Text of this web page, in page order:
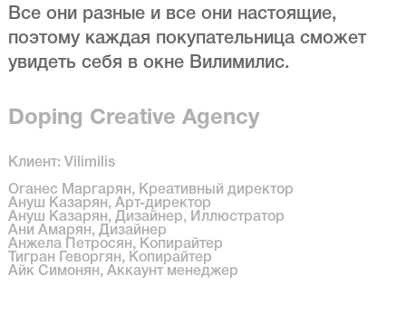
Все они разные и все они настоящие,
поэтому каждая покупательница сможет
увидеть себя в окне Вилимилис.
Doping Creative Agency
Клиент: Vilimilis
Оганес Маргарян, Креативный директор
Ануш Казарян, Арт-директор
Ануш Казарян, Дизайнер, Иллюстратор
Ани Амарян, Дизайнер
Анжела Петросян, Копирайтер
Тигран Геворгян, Копирайтер
Айк Симонян, Аккаунт менеджер